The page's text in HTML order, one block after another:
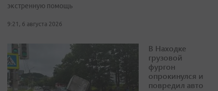
экстренную помощь
9:21, 6 августа 2026
В Находке
грузовой
фургон
опрокинулся и
повредил авто